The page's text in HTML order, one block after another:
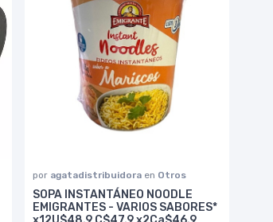
por agatadistribuidora en Otros
SOPA INSTANTÁNEO NOODLE
EMIGRANTES - VARIOS SABORES*